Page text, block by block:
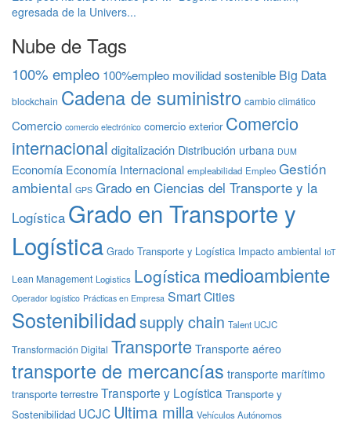
egresada de la Univers...
Nube de Tags
100% empleo 100%empleo movilidad sostenible Big Data
blockchain Cadena de suministro cambio climático
Comercio comercio electrónico comercio exterior Comercio
internacional digitalización Distribución urbana DUM
Economía Economía Internacional empleabilidad Empleo Gestión
ambiental GPS Grado en Ciencias del Transporte y la
Logística Grado en Transporte y
Logística Grado Transporte y Logística Impacto ambiental IoT
Lean Management Logistics Logística medioambiente
Operador logístico Prácticas en Empresa Smart Cities
Sostenibilidadsupply chain Talent UCJC
Transformación Digital Transporte Transporte aéreo
transporte de mercancías transporte marítimo
transporte terrestre Transporte y Logística Transporte y
Sostenibilidad UCJC Ultima milla Vehículos Autónomos